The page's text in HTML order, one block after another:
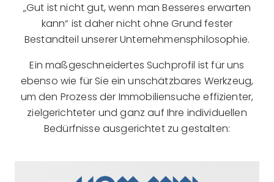
„Gut ist nicht gut, wenn man Besseres erwarten
kann“ ist daher nicht ohne Grund fester
Bestandteil unserer Unternehmensphilosophie.
Ein maßgeschneidertes Suchprofil ist für uns
ebenso wie für Sie ein unschätzbares Werkzeug,
um den Prozess der Immobiliensuche effizienter,
zielgerichteter und ganz auf Ihre individuellen
Bedürfnisse ausgerichtet zu gestalten: